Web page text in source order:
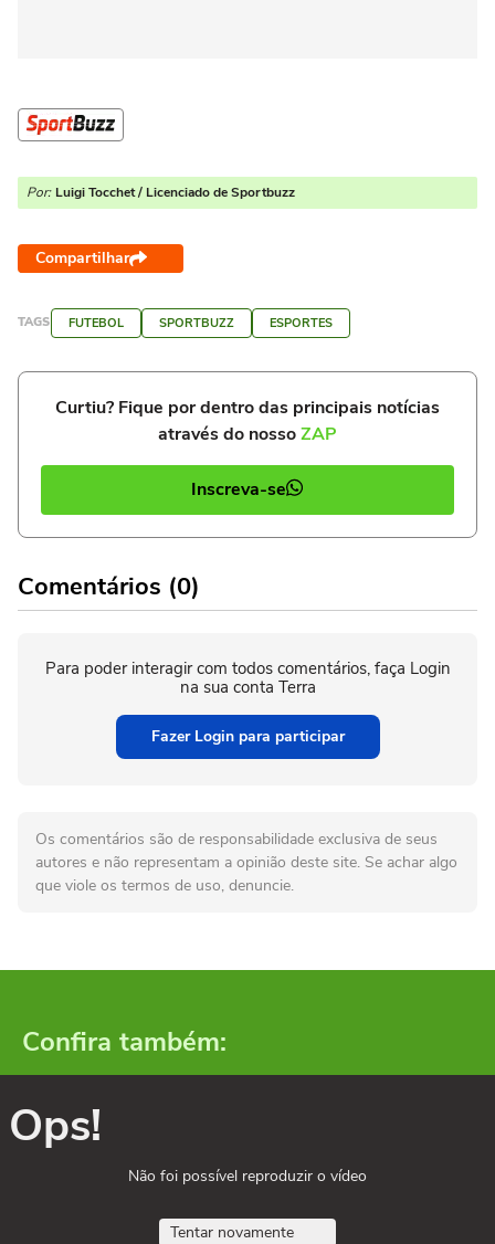
Por: Luigi Tocchet / Licenciado de Sportbuzz
Compartilhar
TAGS FUTEBOL SPORTBUZZ ESPORTES
Curtiu? Fique por dentro das principais notícias
através do nossoZAP
Inscreva-se
Comentários (0)
Para poder interagir com todos comentários, faça Login
na sua conta Terra
Fazer Login para participar
Os comentários são de responsabilidade exclusiva de seus
autores e não representam a opinião deste site. Se achar algo
que viole os termos de uso, denuncie.
Confira também:
Ops!
Não foi possível reproduzir o vídeo
Tentar novamente